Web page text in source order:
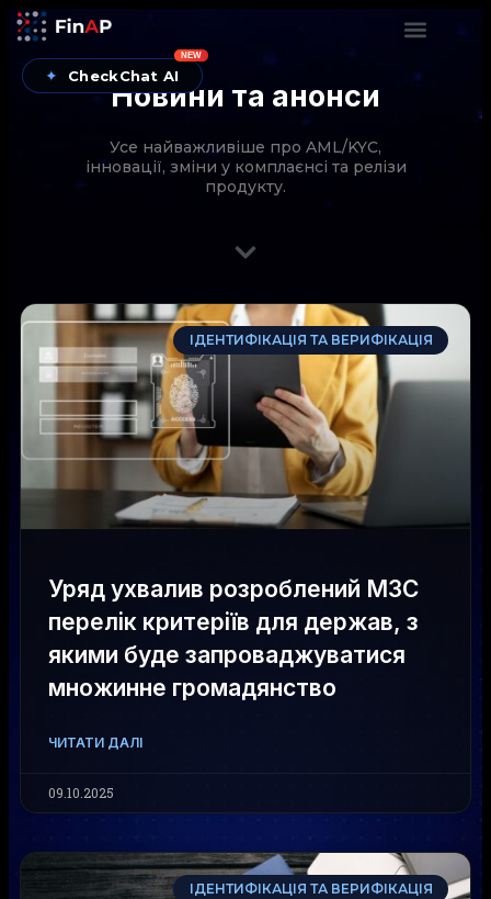
✦ CheckChat AI
NEW
Новини та анонси
Усе найважливіше про AML/KYC,
інновації, зміни у комплаєнсі та релізи
продукту.
ІДЕНТИФІКАЦІЯ ТА ВЕРИФІКАЦІЯ
Уряд ухвалив розроблений МЗС
перелік критеріїв для держав, з
якими буде запроваджуватися
множинне громадянство
ЧИТАТИ ДАЛІ
09.10.2025
ІДЕНТИФІКАЦІЯ ТА ВЕРИФІКАЦІЯ